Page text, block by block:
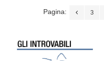
Pagina: 3